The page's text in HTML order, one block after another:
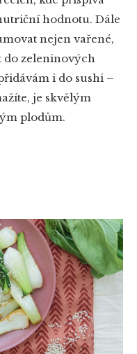
hodnotu. Dále
nejen vařené,
do zeleninových
i do sushi –
je skvělým
plodům.